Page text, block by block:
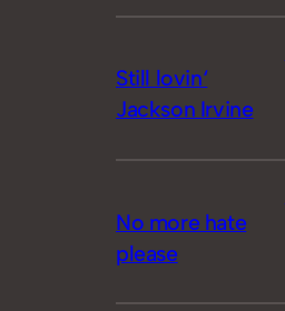
Still lovin‘
Jackson Irvine
No more hate
please